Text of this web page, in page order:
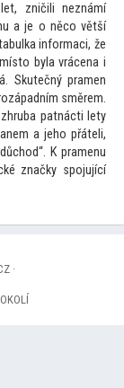
zničili neznámí
a je o něco větší
informaci, že
to byla vrácena i
Skutečný pramen
směrem.
patnácti lety
a jeho přáteli,
K pramenu
značky spojující
·